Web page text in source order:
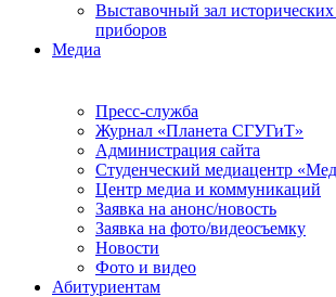
Выставочный зал исторических
приборов
Медиа
Пресс-служба
Журнал «Планета СГУГиТ»
Администрация сайта
Студенческий медиацентр
Центр медиа и коммуникаций
Заявка на анонс/новость
Заявка на фото/видеосъемку
Новости
Фото и видео
Абитуриентам